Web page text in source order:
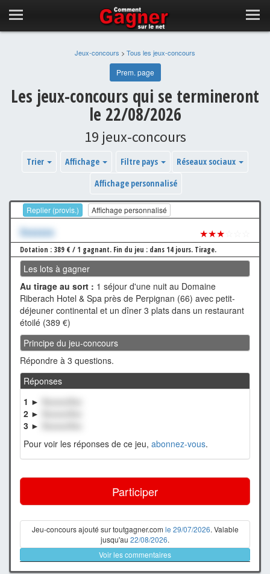
Jeux-concours > Tous les jeux-concours
Prem. page
Les jeux-concours qui se termineront
le 22/08/2026
19 jeux-concours
Trier Affichage Filtre pays
Réseaux sociaux
Affichage personnalisé
Replier (provis.) Affichage personnalisé
Xxxxxxx ★★★
Dotation : 389 € / 1 gagnant. Fin du jeu : dans 14 jours. Tirage.
Les lots à gagner
Au tirage au sort : 1 séjour d'une nuit au Domaine
Riberach Hotel & Spa près de Perpignan (66) avec petit-
déjeuner continental et un dîner 3 plats dans un restaurant
étoilé (389 €)
Principe du jeu-concours
Répondre à 3 questions.
Réponses
1 ►
2 ►
3 ►
Pour voir les réponses de ce jeu, abonnez-vous.
Participer
Jeu-concours ajouté sur toutgagner.com le 29/07/2026. Valable
jusqu'au 22/08/2026.
Voir les commentaires